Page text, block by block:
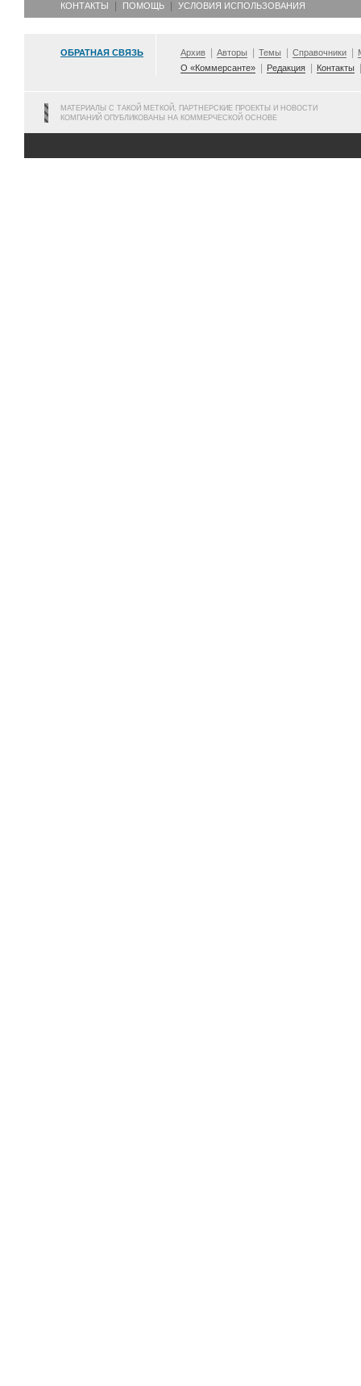
КОНТАКТЫ ПОМОЩЬ УСЛОВИЯ ИСПОЛЬЗОВАНИЯ
ОБРАТНАЯ СВЯЗЬ Архив Авторы Темы Справочники
О «Коммерсанте»
Редакция Контакты
МАТЕРИАЛЫ С ТАКОЙ МЕТКОЙ, ПАРТНЕРСКИЕ ПРОЕКТЫ И НОВОСТИ
КОМПАНИЙ ОПУБЛИКОВАНЫ НА КОММЕРЧЕСКОЙ ОСНОВЕ